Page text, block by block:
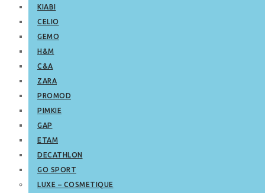
KIABI
CELIO
GEMO
H&M
C&A
ZARA
PROMOD
PIMKIE
GAP
ETAM
DECATHLON
GO SPORT
LUXE – COSMETIQUE